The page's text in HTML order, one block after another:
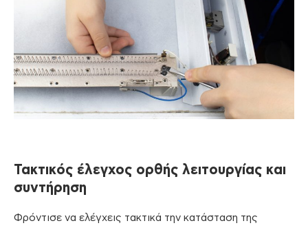
Τακτικός έλεγχος ορθής λειτουργίας και
συντήρηση
Φρόντισε να ελέγχεις τακτικά την κατάσταση της